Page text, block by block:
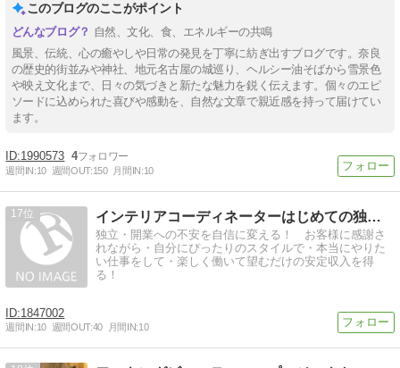
このブログのここがポイント
自然、文化、食、エネルギーの共鳴
風景、伝統、心の癒やしや日常の発見を丁寧に紡ぎ出すブログです。奈良
の歴史的街並みや神社、地元名古屋の城巡り、ヘルシー油そばから雪景色
や映え文化まで、日々の気づきと新たな魅力を鋭く伝えます。個々のエピ
ソードに込められた喜びや感動を、自然な文章で親近感を持って届けてい
ます。
1990573 4
週間IN:10 週間OUT:150 月間IN:10
17 インテリアコーディネーターはじめての独立７つの成功ステップ
独立・開業への不安を自信に変える！ お客様に感謝さ
れながら・自分にぴったりのスタイルで・本当にやりた
い仕事をして・楽しく働いて望むだけの安定収入を得
る！
1847002
週間IN:10 週間OUT:40 月間IN:10